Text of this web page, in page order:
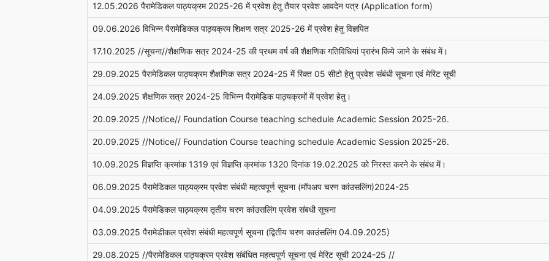
12.05.2026 पैरामेडिकल पाठ्यक्रम 2025-26 में प्रवेश हेतु तैयार प्रवेश आवदेन पत्र (Application form)
09.06.2026 विभिन्न पैरामेडिकल पाठ्यक्रम शिक्षण सत्र 2025-26 में प्रवेश हेतु विज्ञपित
17.10.2025 //सूचना//शैक्षणिक सत्र 2024-25 की प्रथम वर्ष की शैक्षणिक गतिविधियां प्रारंभ किये जाने के संबंध में।
29.09.2025 पैरामेडिकल पाठ्यक्रम शैक्षणिक सत्र 2024-25 में रिक्त 05 सीटो हेतु प्रवेश संबंधी सूचना एवं मेरिट सूची
24.09.2025 शैक्षणिक सत्र 2024-25 विभिन्न पैरामेडिक पाठ्यक्रमों में प्रवेश हेतु।
20.09.2025 //Notice// Foundation Course teaching schedule Academic Session 2025-26.
20.09.2025 //Notice// Foundation Course teaching schedule Academic Session 2025-26.
10.09.2025 विज्ञप्ति क्रमांक 1319 एवं विज्ञप्ति क्रमांक 1320 दिनांक 19.02.2025 को निरस्त करने के संबंध में।
06.09.2025 पैरामेडिकल पाठ्यक्रम प्रवेश संबंधी महत्वपूर्ण सूचना (मॉपअप चरण कांउसलिंग)2024-25
04.09.2025 पैरामेडिकल पाठ्यक्रम तृतीय चरण कांउसलिंग प्रवेश संबधी सूचना
03.09.2025 पैरामेडीकल प्रवेश संबंधी महत्वपूर्ण सूचना (द्वितीय चरण काउंसलिंग 04.09.2025)
29.08.2025 //पैरामेडिकल पाठ्यक्रम प्रवेश संबंधित महत्वपूर्ण सूचना एवं मेरिट सूची 2024-25 //